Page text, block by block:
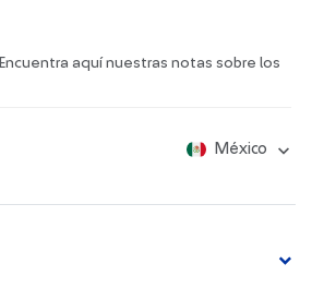
Encuentra aquí nuestras notas sobre los
México